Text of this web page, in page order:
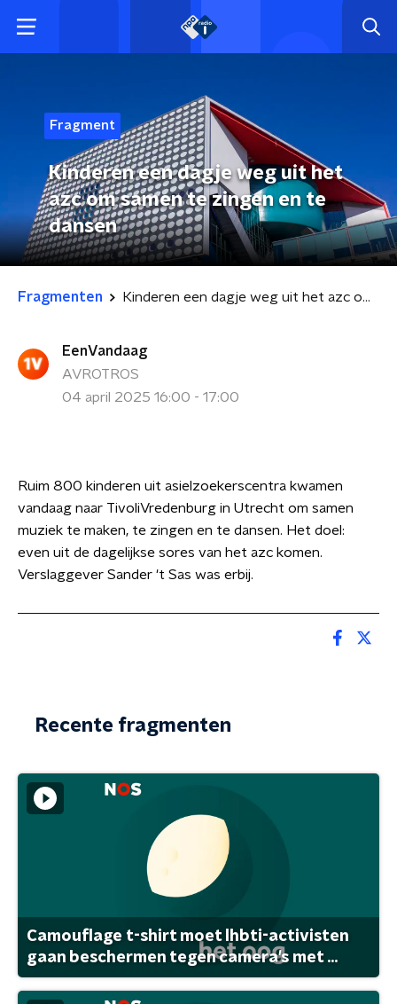
Fragment
Kinderen een dagje weg uit het
azc om samen te zingen en te
dansen
Fragmenten Kinderen een dagje weg uit het azc om samen te zingen en te dansen
EenVandaag
AVROTROS
04 april 2025 16:00 - 17:00
Ruim 800 kinderen uit asielzoekerscentra kwamen
vandaag naar TivoliVredenburg in Utrecht om samen
muziek te maken, te zingen en te dansen. Het doel:
even uit de dagelijkse sores van het azc komen.
Verslaggever Sander 't Sas was erbij.
Recente fragmenten
Camouflage t-shirt moet lhbti-activisten
gaan beschermen tegen camera's met ...